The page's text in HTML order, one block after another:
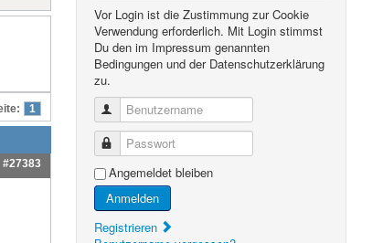
1
#27383
Vor Login ist die Zustimmung zur Cookie
Verwendung erforderlich. Mit Login stimmst
Du den im Impressum genannten
Bedingungen und der Datenschutzerklärung
zu.
Benutzername
Passwort
Angemeldet bleiben
Anmelden
Registrieren